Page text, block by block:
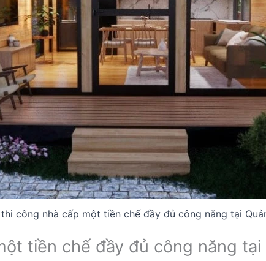
công nhà cấp một tiền chế đầy đủ công năng tại
tiền chế đầy đủ công năng tại